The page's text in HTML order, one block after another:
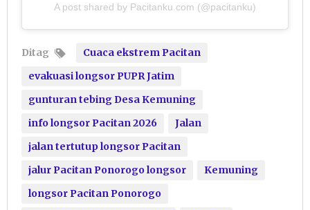
A post shared by Pacitanku.com (@pacitanku)
Ditag
Cuaca ekstrem Pacitan
evakuasi longsor PUPR Jatim
gunturan tebing Desa Kemuning
info longsor Pacitan 2026
Jalan
jalan tertutup longsor Pacitan
jalur Pacitan Ponorogo longsor
Kemuning
longsor Pacitan Ponorogo